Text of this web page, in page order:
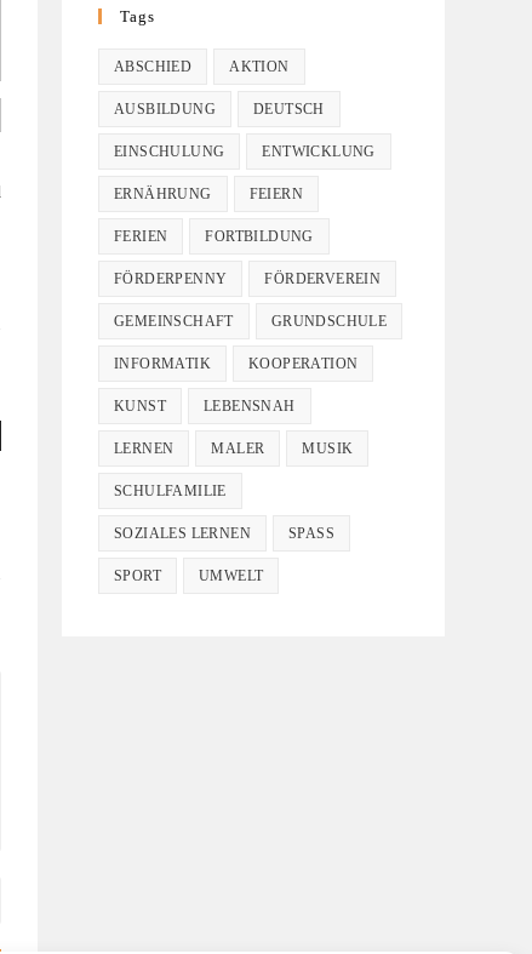
Tags
ABSCHIED AKTION
AUSBILDUNG DEUTSCH
EINSCHULUNG ENTWICKLUNG
ERNÄHRUNG FEIERN
FERIEN FORTBILDUNG
FÖRDERPENNY FÖRDERVEREIN
GEMEINSCHAFT GRUNDSCHULE
INFORMATIK KOOPERATION
KUNST LEBENSNAH
LERNEN MALER MUSIK
SCHULFAMILIE
SOZIALES LERNEN SPASS
SPORT UMWELT